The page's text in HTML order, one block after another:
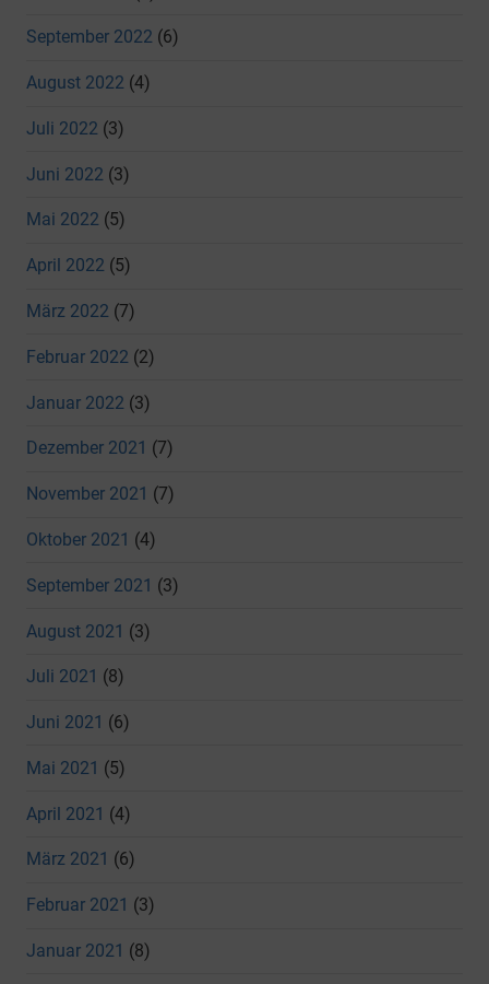
September 2022 (6)
August 2022 (4)
Juli 2022 (3)
Juni 2022 (3)
Mai 2022 (5)
April 2022 (5)
März 2022 (7)
Februar 2022 (2)
Januar 2022 (3)
Dezember 2021 (7)
November 2021 (7)
Oktober 2021 (4)
September 2021 (3)
August 2021 (3)
Juli 2021 (8)
Juni 2021 (6)
Mai 2021 (5)
April 2021 (4)
März 2021 (6)
Februar 2021 (3)
Januar 2021 (8)